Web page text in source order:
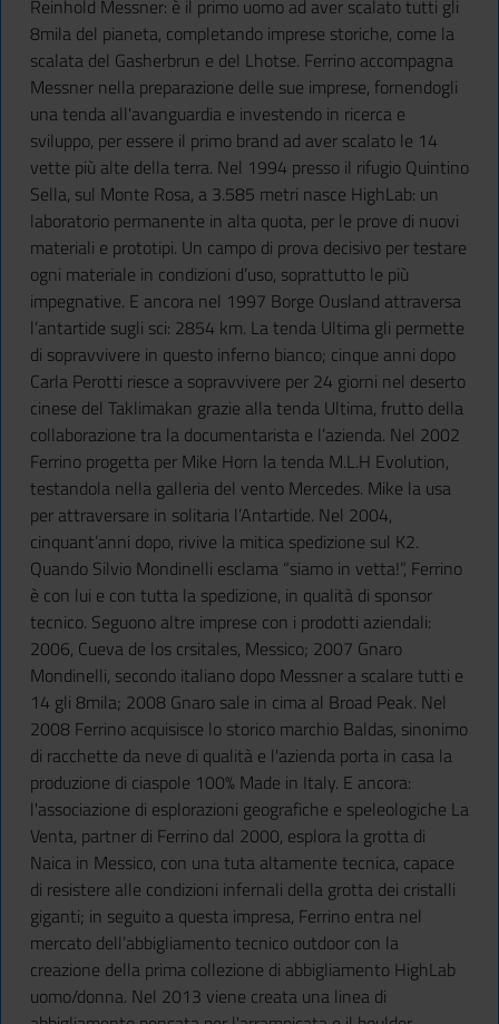
Reinhold Messner: è il primo uomo ad aver scalato tutti gli
8mila del pianeta, completando imprese storiche, come la
scalata del Gasherbrun e del Lhotse. Ferrino accompagna
Messner nella preparazione delle sue imprese, fornendogli
una tenda all'avanguardia e investendo in ricerca e
sviluppo, per essere il primo brand ad aver scalato le 14
vette più alte della terra. Nel 1994 presso il rifugio Quintino
Sella, sul Monte Rosa, a 3.585 metri nasce HighLab: un
laboratorio permanente in alta quota, per le prove di nuovi
materiali e prototipi. Un campo di prova decisivo per testare
ogni materiale in condizioni d’uso, soprattutto le più
impegnative. E ancora nel 1997 Borge Ousland attraversa
l’antartide sugli sci: 2854 km. La tenda Ultima gli permette
di sopravvivere in questo inferno bianco; cinque anni dopo
Carla Perotti riesce a sopravvivere per 24 giorni nel deserto
cinese del Taklimakan grazie alla tenda Ultima, frutto della
collaborazione tra la documentarista e l’azienda. Nel 2002
Ferrino progetta per Mike Horn la tenda M.L.H Evolution,
testandola nella galleria del vento Mercedes. Mike la usa
per attraversare in solitaria l’Antartide. Nel 2004,
cinquant’anni dopo, rivive la mitica spedizione sul K2.
Quando Silvio Mondinelli esclama “siamo in vetta!”, Ferrino
è con lui e con tutta la spedizione, in qualità di sponsor
tecnico. Seguono altre imprese con i prodotti aziendali:
2006, Cueva de los crsitales, Messico; 2007 Gnaro
Mondinelli, secondo italiano dopo Messner a scalare tutti e
14 gli 8mila; 2008 Gnaro sale in cima al Broad Peak. Nel
2008 Ferrino acquisisce lo storico marchio Baldas, sinonimo
di racchette da neve di qualità e l'azienda porta in casa la
produzione di ciaspole 100% Made in Italy. E ancora:
l'associazione di esplorazioni geografiche e speleologiche La
Venta, partner di Ferrino dal 2000, esplora la grotta di
Naica in Messico, con una tuta altamente tecnica, capace
di resistere alle condizioni infernali della grotta dei cristalli
giganti; in seguito a questa impresa, Ferrino entra nel
mercato dell’abbigliamento tecnico outdoor con la
creazione della prima collezione di abbigliamento HighLab
uomo/donna. Nel 2013 viene creata una linea di